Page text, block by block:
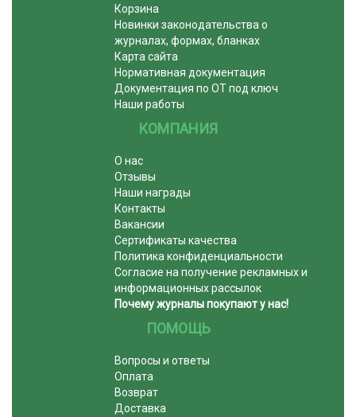
Корзина
Новинки законодательства о
журналах, формах, бланках
Карта сайта
Нормативная документация
Документация по ОТ под ключ
Наши работы
КОМПАНИЯ
О нас
Отзывы
Наши награды
Контакты
Вакансии
Сертификаты качества
Политика конфиденциальности
Согласие на получение рекламных и
информационных рассылок
Почему журналы покупают у нас!
ПОМОЩЬ
Вопросы и ответы
Оплата
Возврат
Доставка